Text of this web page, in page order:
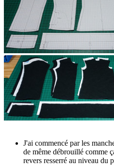
J'ai commencé par les
de même débrouillé comme
revers resserré au niveau